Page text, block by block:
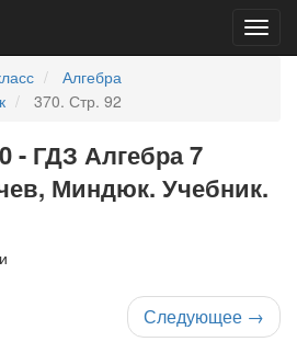
Алгебра
370. Стр. 92
- ГДЗ Алгебра 7
Миндюк. Учебник.
Следующее →